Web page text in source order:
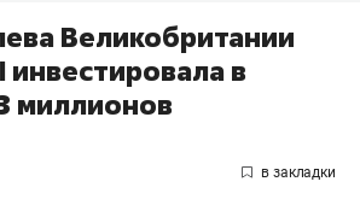
Великобритании
инвестировала в
миллионов